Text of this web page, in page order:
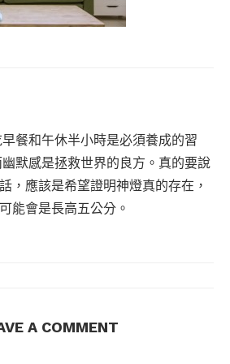
餐和午休半小時是必須養成的習
默感是拯救世界的良方。真的要說
，應該是希望證明神燈真的存在，
能會是長高五公分。
A COMMENT